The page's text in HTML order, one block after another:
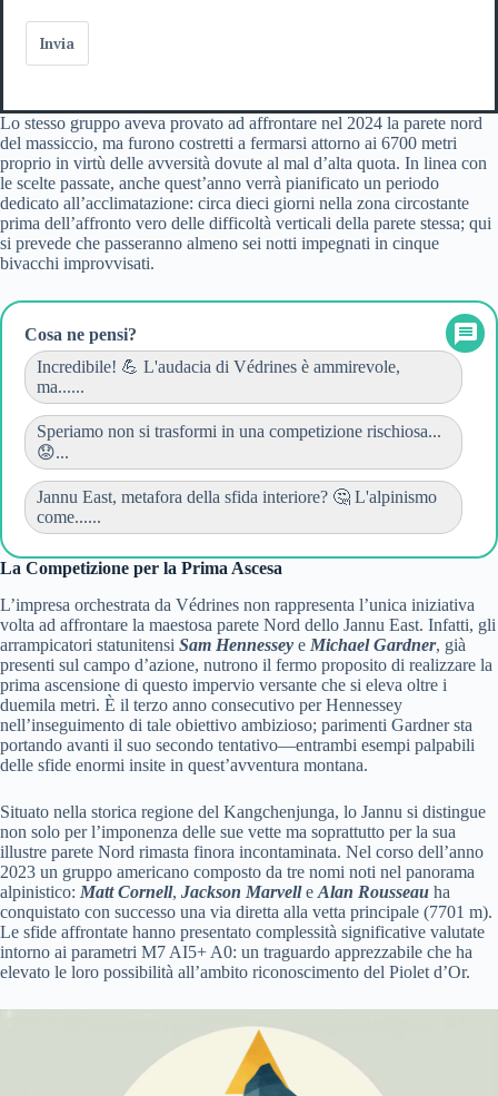
Invia
Lo stesso gruppo aveva provato ad affrontare nel 2024 la parete nord
del massiccio, ma furono costretti a fermarsi attorno ai 6700 metri
proprio in virtù delle avversità dovute al mal d’alta quota. In linea con
le scelte passate, anche quest’anno verrà pianificato un periodo
dedicato all’acclimatazione: circa dieci giorni nella zona circostante
prima dell’affronto vero delle difficoltà verticali della parete stessa; qui
si prevede che passeranno almeno sei notti impegnati in cinque
bivacchi improvvisati.
Cosa ne pensi?
Incredibile! 💪 L'audacia di Védrines è ammirevole,
ma......
Speriamo non si trasformi in una competizione rischiosa...
😟...
Jannu East, metafora della sfida interiore? 🤔 L'alpinismo
come......
La Competizione per la Prima Ascesa
L’impresa orchestrata da Védrines non rappresenta l’unica iniziativa
volta ad affrontare la maestosa parete Nord dello Jannu East. Infatti, gli
arrampicatori statunitensi Sam Hennessey e Michael Gardner, già
presenti sul campo d’azione, nutrono il fermo proposito di realizzare la
prima ascensione di questo impervio versante che si eleva oltre i
duemila metri. È il terzo anno consecutivo per Hennessey
nell’inseguimento di tale obiettivo ambizioso; parimenti Gardner sta
portando avanti il suo secondo tentativo—entrambi esempi palpabili
delle sfide enormi insite in quest’avventura montana.
Situato nella storica regione del Kangchenjunga, lo Jannu si distingue
non solo per l’imponenza delle sue vette ma soprattutto per la sua
illustre parete Nord rimasta finora incontaminata. Nel corso dell’anno
2023 un gruppo americano composto da tre nomi noti nel panorama
alpinistico: Matt Cornell, Jackson Marvelle Alan Rousseau ha
conquistato con successo una via diretta alla vetta principale (7701 m).
Le sfide affrontate hanno presentato complessità significative valutate
intorno ai parametri M7 AI5+ A0: un traguardo apprezzabile che ha
elevato le loro possibilità all’ambito riconoscimento del Piolet d’Or.